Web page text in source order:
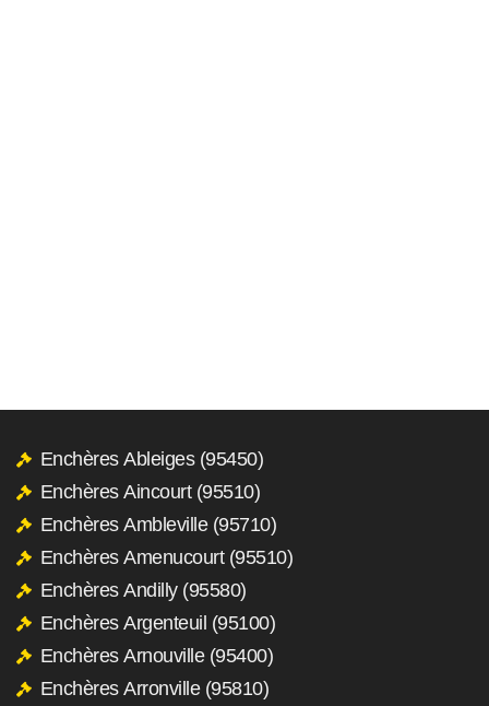
Enchères Ableiges (95450)
Enchères Aincourt (95510)
Enchères Ambleville (95710)
Enchères Amenucourt (95510)
Enchères Andilly (95580)
Enchères Argenteuil (95100)
Enchères Arnouville (95400)
Enchères Arronville (95810)